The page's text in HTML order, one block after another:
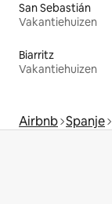
San Sebastián
Vakantiehuizen
Biarritz
Vakantiehuizen
Airbnb Spanje